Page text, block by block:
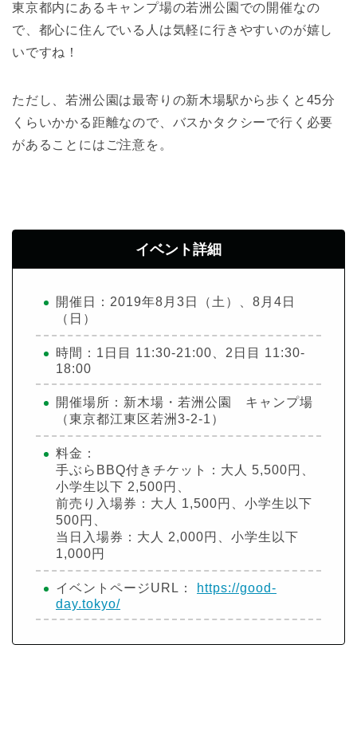
東京都内にあるキャンプ場の若洲公園での開催なの
で、都心に住んでいる人は気軽に行きやすいのが嬉し
いですね！
ただし、若洲公園は最寄りの新木場駅から歩くと45分
くらいかかる距離なので、バスかタクシーで行く必要
があることにはご注意を。
イベント詳細
開催日：2019年8月3日（土）、8月4日
（日）
時間：1日目 11:30-21:00、2日目 11:30-
18:00
開催場所：新木場・若洲公園 キャンプ場
（東京都江東区若洲3-2-1）
料金：
手ぶらBBQ付きチケット：大人 5,500円、
小学生以下 2,500円、
前売り入場券：大人 1,500円、小学生以下
500円、
当日入場券：大人 2,000円、小学生以下
1,000円
イベントページURL：
https://good-
day.tokyo/